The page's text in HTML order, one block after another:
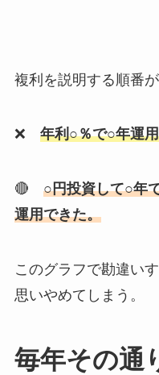
複利を説明する順番が
❌ 年利○％で○年運
🔴 ○円投資して○年
運用できた。
このグラフで勘違い
思いやめてしまう。
毎年その通